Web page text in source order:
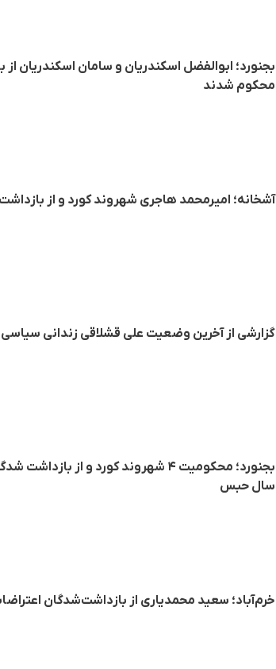
بجنورد؛ ابوالفضل اسکندریان و سامان
محکوم شدند
آشخانه؛ امیرمحمد هاجری شهروند کورد و از
گزارشی از آخرین وضعیت علی قشلاقی زندانی سیاسی
سال حبس
خرم‌آباد؛ سعید محمدیاری از بازداشت‌شدگان اعتراضات دی ‌ماه به ٨ سال حبس و ٢